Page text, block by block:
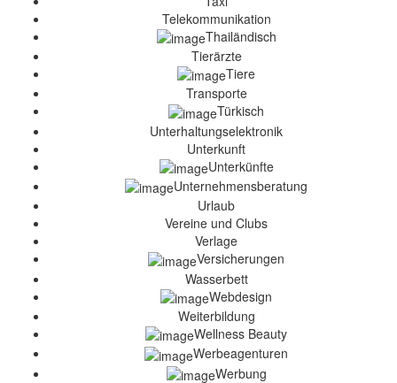
Telekommunikation
Thailändisch
Tierärzte
Tiere
Transporte
Türkisch
Unterhaltungselektronik
Unterkunft
Unterkünfte
Unternehmensberatung
Urlaub
Vereine und Clubs
Verlage
Versicherungen
Wasserbett
Webdesign
Weiterbildung
Wellness Beauty
Werbeagenturen
Werbung